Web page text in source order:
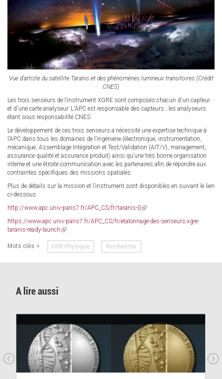
Vue d’artiste du satellite Taranis et des phénomènes lumineux transitoires (Crédit
CNES)
Les trois senseurs de l’instrument XGRE sont composés chacun d'un capteur
et d'une carte analyseur. L'APC est responsable des capteurs ; les analyseurs
étant sous responsabilité CNES.
Le développement de ces trois senseurs a nécessité une expertise technique à
l’APC dans tous les domaines de l’ingénierie (électronique, instrumentation,
mécanique, Assemblage Intégration et Test/Validation (AIT/V), management,
assurance qualité et assurance produit) ainsi qu’une très bonne organisation
interne et une étroite communication avec les partenaires afin de répondre aux
contraintes spécifiques des missions spatiales.
Plus de détails sur la mission et l’instrument sont disponibles en suivant le lien
ci-dessous :
http://www.apc.univ-paris7.fr/APC_CS/fr/taranis-0(link
external)
https://www.apc.univ-paris7.fr/APC_CS/fr/etalonnage-des-senseurs-xgre-
taranis-ready-launch (link
external)
Mots clés > UFR Physique Recherche
A lire aussi